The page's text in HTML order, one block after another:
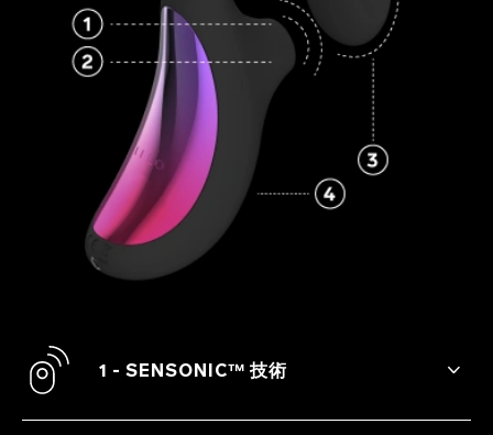
1 - SENSONIC™ 技術
在不直接接觸的情況下，ENIGMA™ Cruise